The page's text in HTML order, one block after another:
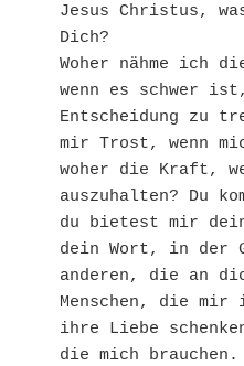
Jesus Christus,
Dich?
Woher nähme ich
wenn es schwer
Entscheidung zu
mir Trost, wenn
woher die Kraft,
auszuhalten? Du
du bietest mir
dein Wort, in der
anderen, die an
Menschen, die mir
ihre Liebe
die mich brauchen.